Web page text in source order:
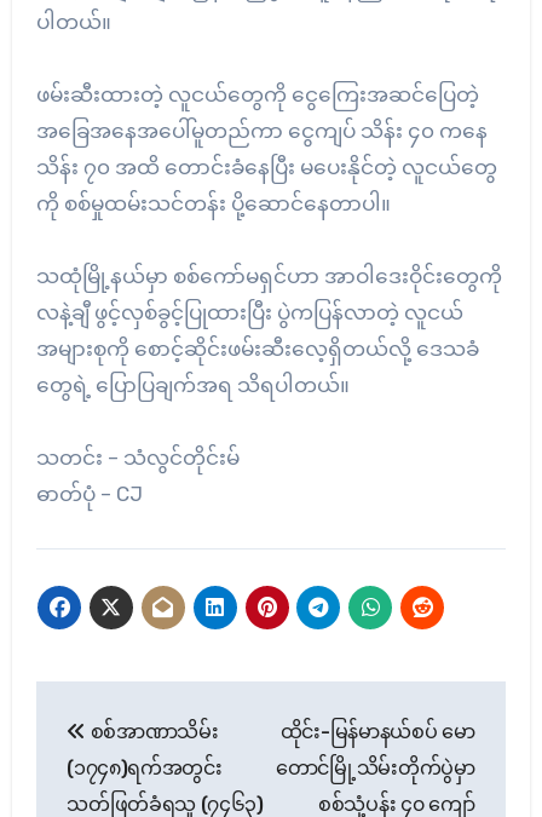
ပါတယ်။
ဖမ်းဆီးထားတဲ့ လူငယ်တွေကို ငွေကြေးအဆင်ပြေတဲ့
အခြေအနေအပေါ်မူတည်ကာ ငွေကျပ် သိန်း ၄၀ ကနေ
သိန်း ၇၀ အထိ တောင်းခံနေပြီး မပေးနိုင်တဲ့ လူငယ်တွေ
ကို စစ်မှုထမ်းသင်တန်း ပို့ဆောင်နေတာပါ။
သထုံမြို့နယ်မှာ စစ်ကော်မရှင်ဟာ အာဝါဒေးဝိုင်းတွေကို
လနဲ့ချီ ဖွင့်လှစ်ခွင့်ပြုထားပြီး ပွဲကပြန်လာတဲ့ လူငယ်
အများစုကို စောင့်ဆိုင်းဖမ်းဆီးလေ့ရှိတယ်လို့ ဒေသခံ
တွေရဲ့ ပြောပြချက်အရ သိရပါတယ်။
သတင်း – သံလွင်တိုင်းမ်
ဓာတ်ပုံ – CJ
navigation
စစ်အာဏာသိမ်း
(၁၇၄၈)ရက်အတွင်း
သတ်ဖြတ်ခံရသူ (၇၄၆၃)
ထိုင်း-မြန်မာနယ်စပ် မော
တောင်မြို့သိမ်းတိုက်ပွဲမှာ
စစ်သုံ့ပန်း ၄၀ ကျော်